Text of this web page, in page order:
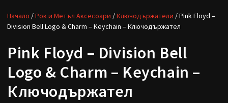
Начало /Рок и Метъл Аксесоари /Ключодържатели / Pink Floyd –
Division Bell Logo & Charm – Keychain – Ключодържател
Pink Floyd – Division Bell
Logo & Charm – Keychain –
Ключодържател